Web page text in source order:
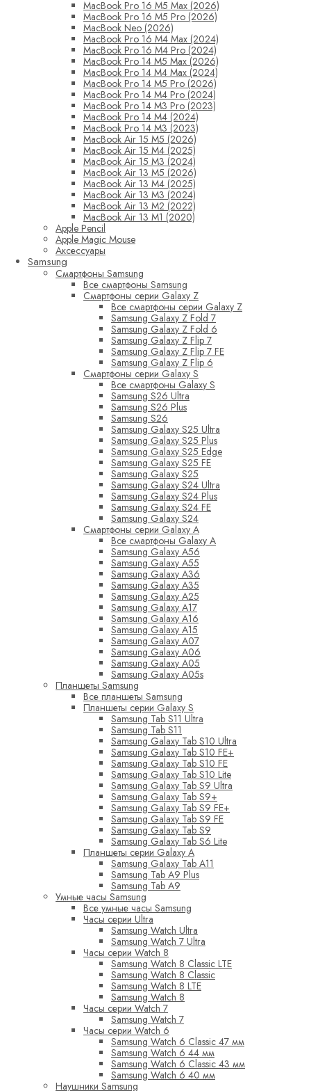
MacBook Pro 16 M5 Max (2026)
MacBook Pro 16 M5 Pro (2026)
MacBook Neo (2026)
MacBook Pro 16 M4 Max (2024)
MacBook Pro 16 M4 Pro (2024)
MacBook Pro 14 M5 Max (2026)
MacBook Pro 14 M4 Max (2024)
MacBook Pro 14 M5 Pro (2026)
MacBook Pro 14 M4 Pro (2024)
MacBook Pro 14 M3 Pro (2023)
MacBook Pro 14 M4 (2024)
MacBook Pro 14 M3 (2023)
MacBook Air 15 M5 (2026)
MacBook Air 15 M4 (2025)
MacBook Air 15 M3 (2024)
MacBook Air 13 M5 (2026)
MacBook Air 13 M4 (2025)
MacBook Air 13 M3 (2024)
MacBook Air 13 M2 (2022)
MacBook Air 13 M1 (2020)
Apple Pencil
Apple Magic Mouse
Аксессуары
Samsung
Смартфоны Samsung
Все смартфоны Samsung
Смартфоны серии Galaxy Z
Все смартфоны серии Galaxy Z
Samsung Galaxy Z Fold 7
Samsung Galaxy Z Fold 6
Samsung Galaxy Z Flip 7
Samsung Galaxy Z Flip 7 FE
Samsung Galaxy Z Flip 6
Смартфоны серии Galaxy S
Все смартфоны Galaxy S
Samsung S26 Ultra
Samsung S26 Plus
Samsung S26
Samsung Galaxy S25 Ultra
Samsung Galaxy S25 Plus
Samsung Galaxy S25 Edge
Samsung Galaxy S25 FE
Samsung Galaxy S25
Samsung Galaxy S24 Ultra
Samsung Galaxy S24 Plus
Samsung Galaxy S24 FE
Samsung Galaxy S24
Смартфоны серии Galaxy A
Все смартфоны Galaxy A
Samsung Galaxy A56
Samsung Galaxy A55
Samsung Galaxy A36
Samsung Galaxy A35
Samsung Galaxy A25
Samsung Galaxy A17
Samsung Galaxy A16
Samsung Galaxy A15
Samsung Galaxy A07
Samsung Galaxy A06
Samsung Galaxy A05
Samsung Galaxy A05s
Планшеты Samsung
Все планшеты Samsung
Планшеты серии Galaxy S
Samsung Tab S11 Ultra
Samsung Tab S11
Samsung Galaxy Tab S10 Ultra
Samsung Galaxy Tab S10 FE+
Samsung Galaxy Tab S10 FE
Samsung Galaxy Tab S10 Lite
Samsung Galaxy Tab S9 Ultra
Samsung Galaxy Tab S9+
Samsung Galaxy Tab S9 FE+
Samsung Galaxy Tab S9 FE
Samsung Galaxy Tab S9
Samsung Galaxy Tab S6 Lite
Планшеты серии Galaxy A
Samsung Galaxy Tab A11
Samsung Tab A9 Plus
Samsung Tab A9
Умные часы Samsung
Все умные часы Samsung
Часы серии Ultra
Samsung Watch Ultra
Samsung Watch 7 Ultra
Часы серии Watch 8
Samsung Watch 8 Classic LTE
Samsung Watch 8 Classic
Samsung Watch 8 LTE
Samsung Watch 8
Часы серии Watch 7
Samsung Watch 7
Часы серии Watch 6
Samsung Watch 6 Classic 47 мм
Samsung Watch 6 44 мм
Samsung Watch 6 Classic 43 мм
Samsung Watch 6 40 мм
Наушники Samsung